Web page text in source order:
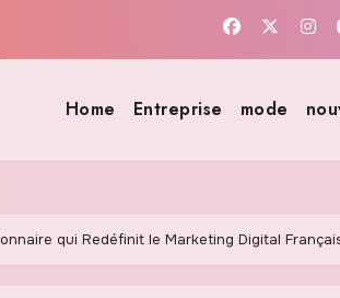
Home Entreprise mode
qui Redéfinit le Marketing Digital